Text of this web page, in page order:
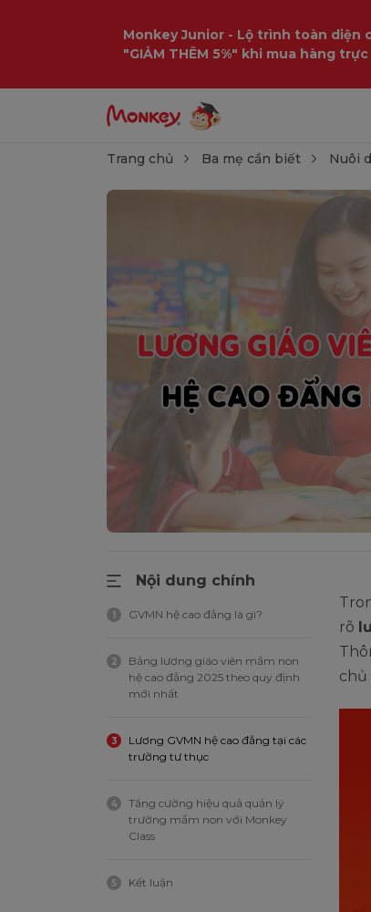
Monkey Junior - Lộ trình toàn diện
"GIẢM THÊM 5%" khi mua hàng
Trang chủ Ba mẹ cần biết Nuôi
Nội dung chính
1 GVMN hệ cao đẳng là gì?
2
Bảng lương giáo viên mầm non
hệ cao đẳng 2025 theo quy định
mới nhất
3
Lương GVMN hệ cao đẳng tại các
trường tư thục
4
Tăng cường hiệu quả quản lý
trường mầm non với Monkey
Class
5 Kết luận
rõ
chủ